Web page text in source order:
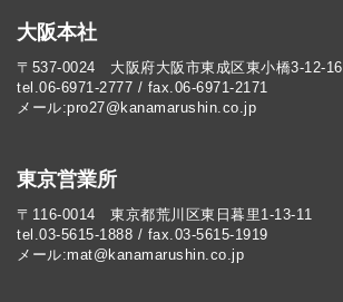
大阪本社
〒537-0024 大阪府大阪市東成区東小橋3-12-16
tel.06-6971-2777 / fax.06-6971-2171
メール:pro27@kanamarushin.co.jp​
東京営業所
〒116-0014 東京都荒川区東日暮里1-13-11
tel.03-5615-1888 / fax.03-5615-1919
メール:mat@kanamarushin.co.jp